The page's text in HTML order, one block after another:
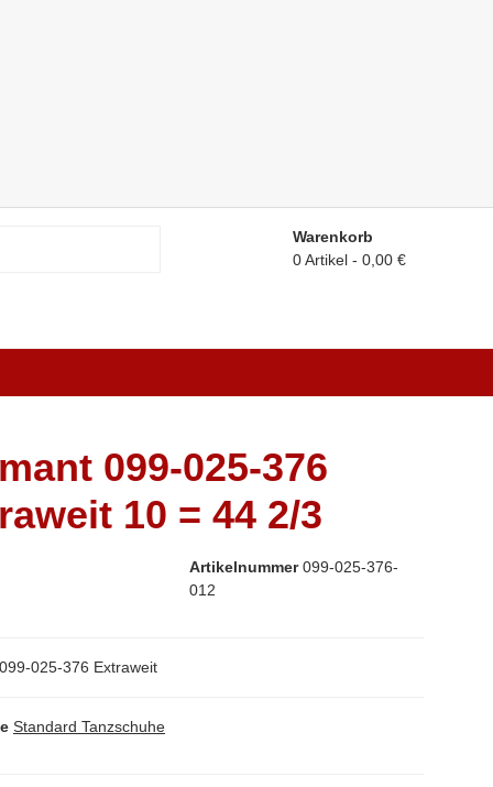
Warenkorb
0 Artikel
0,00 €
099-025-376
10 = 44 2/3
Artikelnummer 099-025-376-
012
Standard Tanzschuhe
025-376 Extraweit